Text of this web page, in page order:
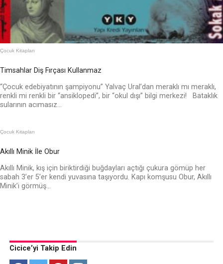
Çocuk Kitapları
Timsahlar Diş Fırçası Kullanmaz
“Çocuk edebiyatının şampiyonu” Yalvaç Ural’dan meraklı mı meraklı,
renkli mi renkli bir “ansiklopedi”, bir “okul dışı” bilgi merkezi! Bataklık
sularının acımasız...
Çocuk Kitapları
Akıllı Minik İle Obur
Akıllı Minik, kış için biriktirdiği buğdayları açtığı çukura gömüp her
sabah 3’er 5’er kendi yuvasına taşıyordu. Kapı komşusu Obur, Akıllı
Minik’i görmüş...
Cicice’yi Takip Edin